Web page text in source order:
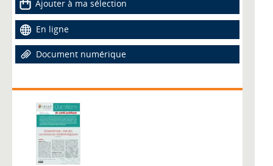
Ajouter à ma sélection
En ligne
Document numérique